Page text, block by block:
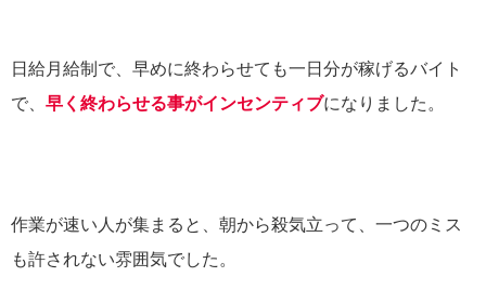
日給月給制で、早めに終わらせても一日分が稼げるバイト
で、 早く終わらせる事がインセンティブになりました。
作業が速い人が集まると、朝から殺気立って、一つのミス
も許されない雰囲気でした。